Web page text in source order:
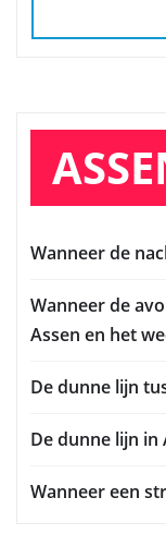
Wanneer de
Wanneer de
Assen en het
De dunne lijn
De dunne lijn in
Wanneer een